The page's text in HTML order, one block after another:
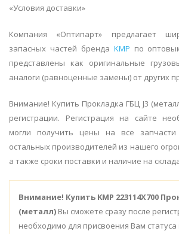
«Условия доставки»
Компания «Оптипарт» предлагает
запасных частей бренда KMP по
представлены как оригинальные
аналоги (равноценные замены) от других
Внимание! Купить Прокладка ГБЦ J3
регистрации. Регистрация на сайте
могли получить цены на все
остальных производителей из нашего
а также сроки поставки и наличие на
Внимание! Купить KMP 223114X700
(металл) Вы сможете сразу после
необходимо для присвоения Вам